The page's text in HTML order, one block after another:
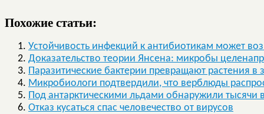
Похожие статьи:
Устойчивость инфекций к антибиотикам может
Доказательство теории Янсена: микробы
Паразитические бактерии превращают растения в
Микробиологи подтвердили, что верблюды
Под антарктическими льдами обнаружили
Отказ кусаться спас человечество от вирусов